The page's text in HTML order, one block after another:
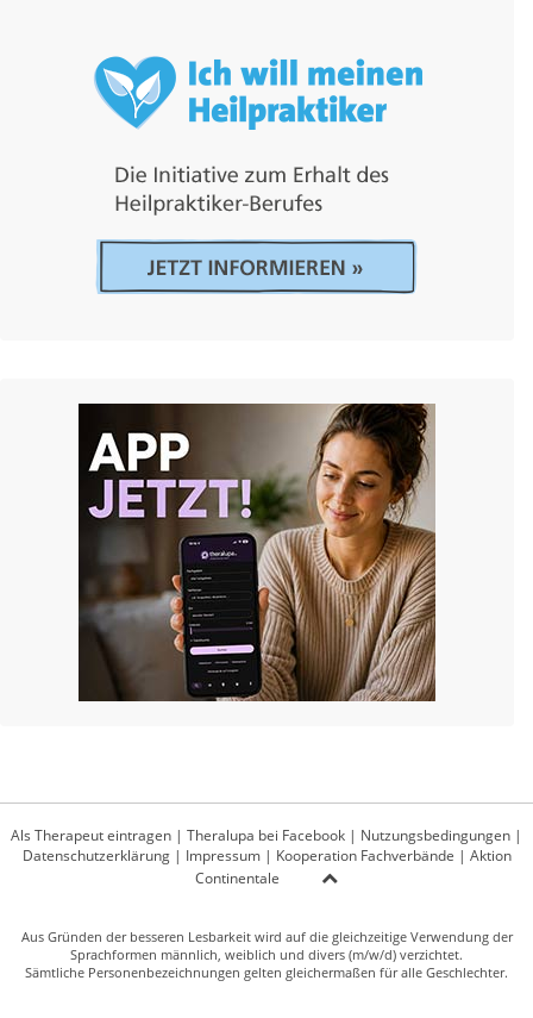
Als Therapeut eintragen | Theralupa bei Facebook | Nutzungsbedingungen |
Datenschutzerklärung| Impressum| Kooperation Fachverbände | Aktion
Continentale
Aus Gründen der besseren Lesbarkeit wird auf die gleichzeitige Verwendung der
Sprachformen männlich, weiblich und divers (m/w/d) verzichtet.
Sämtliche Personenbezeichnungen gelten gleichermaßen für alle Geschlechter.